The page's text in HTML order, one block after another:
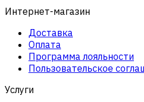
Интернет-магазин
Доставка
Оплата
Программа лояльности
Пользовательское
Услуги